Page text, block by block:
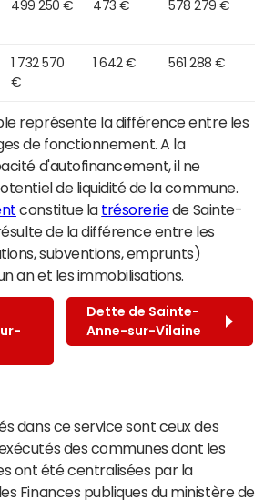
499 250 € 473 € 578 279 €
1 732 570
€
1 642 € 561 288 €
représente la différence entre les
de fonctionnement. A la
d'autofinancement, il ne
de liquidité de la commune.
constitue la trésoreriede Sainte-
de la différence entre les
subventions, emprunts)
an et les immobilisations.
Dette de Sainte-
Anne-sur-Vilaine
dans ce service sont ceux des
des communes dont les
ont été centralisées par la
Finances publiques du ministère de